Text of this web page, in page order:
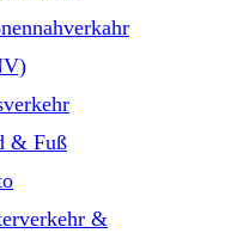
& Fuß
&